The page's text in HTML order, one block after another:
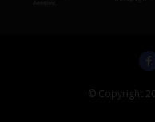
© Copyright